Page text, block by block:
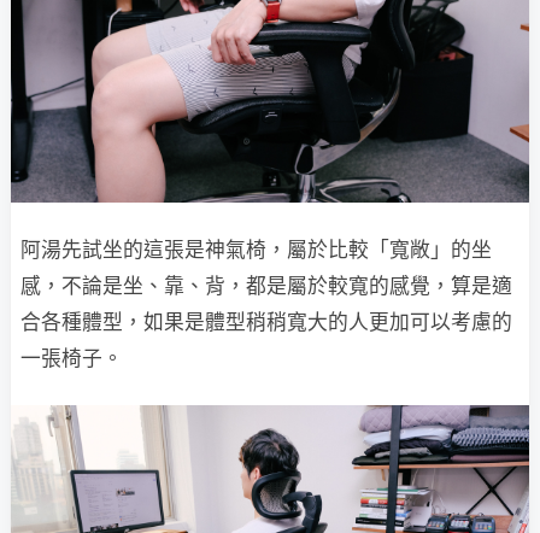
阿湯先試坐的這張是神氣椅，屬於比較「寬敞」的坐
感，不論是坐、靠、背，都是屬於較寬的感覺，算是適
合各種體型，如果是體型稍稍寬大的人更加可以考慮的
一張椅子。